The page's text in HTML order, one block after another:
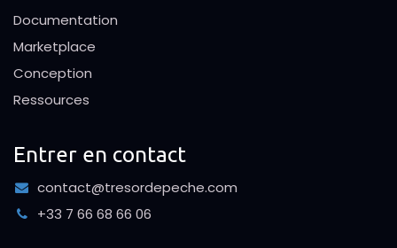
Documentation
Marketplace
Conception
Ressources
Entrer en contact
contact@tresordepeche.com
+33 7 66 68 66 06